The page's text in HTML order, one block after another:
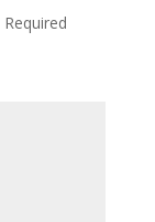
Required